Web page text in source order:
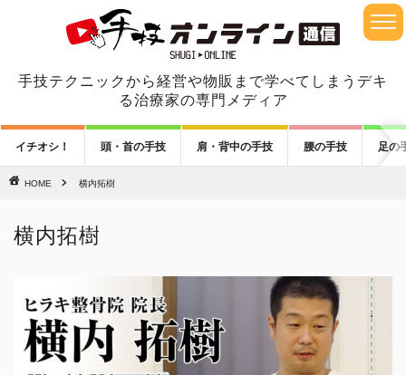
手技テクニックから経営や物販まで学べてしまうデキ
る治療家の専門メディア
イチオシ！ 頭・首の手技 肩・背中の手技 腰の手技 足の
HOME 横内拓樹
横内拓樹